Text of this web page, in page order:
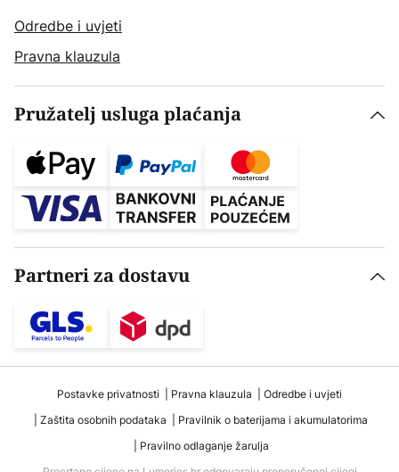
Odredbe i uvjeti
Pravna klauzula
Pružatelj usluga plaćanja
Partneri za dostavu
Postavke privatnosti Pravna klauzula
Odredbe i uvjeti
Zaštita osobnih podataka
Pravilnik o baterijama i akumulatorima
Pravilno odlaganje žarulja